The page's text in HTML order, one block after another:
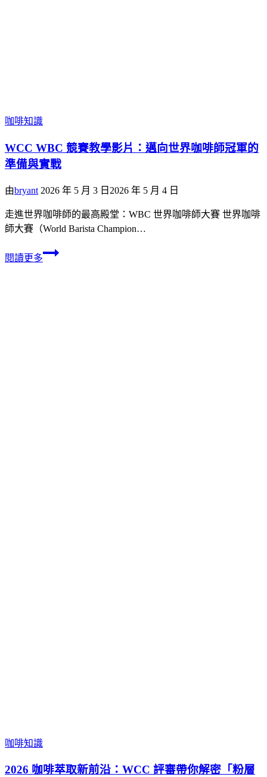
咖啡知識
WCC WBC 競賽教學影片：邁向世界咖啡師冠軍的
準備與實戰
由bryant 2026 年 5 月 3 日 2026 年 5 月 4 日
走進世界咖啡師的最高殿堂：WBC 世界咖啡師大賽 世界咖啡
師大賽（World Barista Champion…
閱讀更多
咖啡知識
2026 咖啡萃取新前沿：WCC 評審帶你解密「粉層